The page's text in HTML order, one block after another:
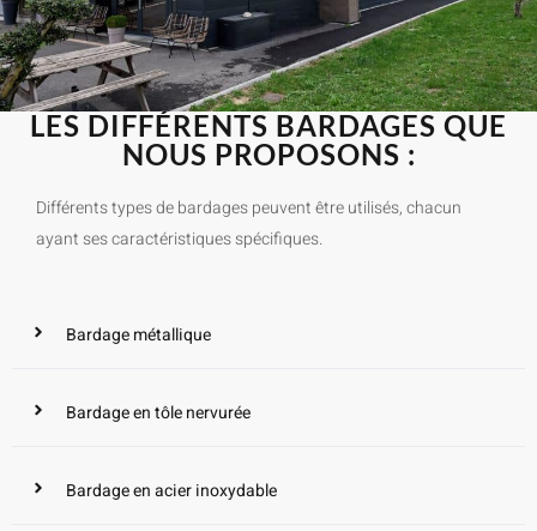
LES DIFFÉRENTS BARDAGES QUE
NOUS PROPOSONS :
Différents types de bardages peuvent être utilisés, chacun
ayant ses caractéristiques spécifiques.
Bardage métallique
Bardage en tôle nervurée
Bardage en acier inoxydable